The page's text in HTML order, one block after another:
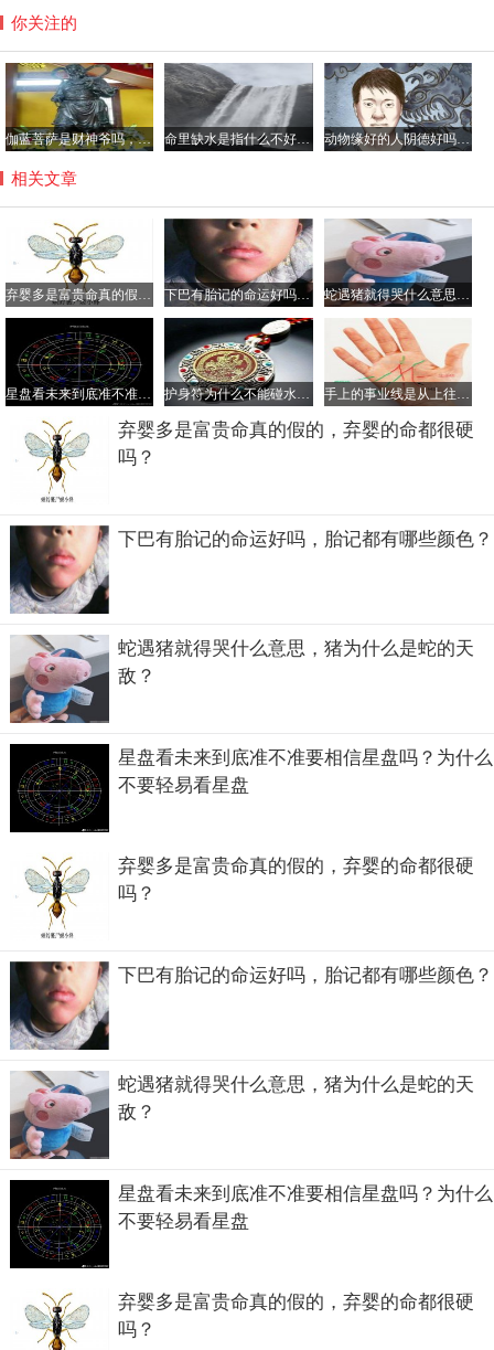
平时如何供奉伽蓝菩萨
伽蓝菩萨作为一名武财神，平时该如何供奉呢？首先作为武
财神，在供奉时面一定要朝向宅外，这样才可以镇压群邪的
作用，使其不敢随意入宅侵犯。其次，因珈蓝菩萨和韦驮菩
萨是佛教的两大护法，所以伽蓝菩萨是可以和佛菩萨像一起
供奉的，将佛像居于正中，珈蓝菩萨在佛像的外侧以示护
卫。因珈蓝有“无净之地”的意思，所以供奉珈蓝菩萨要时时
和的来解决。
你关注的
伽蓝菩萨是财神爷吗，平时如何供奉伽蓝菩萨？ 命里缺水是指什么不好具体哪方面？命中缺水的人如何化解 动物缘好的人阴德好吗，阴德厚重的面相是怎样的？
相关文章
弃婴多是富贵命真的假的，弃婴的命都很硬吗？ 下巴有胎记的命运好吗，胎记都有哪些颜色？ 蛇遇猪就得哭什么意思，猪为什么是蛇的天敌？
星盘看未来到底准不准要相信星盘吗？为什么不要轻易看星盘 护身符为什么不能碰水，护身符是道教法器还是佛教的？ 手上的事业线是从上往下看么，事业线交叉混乱说明什么？
弃婴多是富贵命真的假的，弃婴的命都很硬
吗？
下巴有胎记的命运好吗，胎记都有哪些颜色？
蛇遇猪就得哭什么意思，猪为什么是蛇的天
敌？
星盘看未来到底准不准要相信星盘吗？为什么
不要轻易看星盘
弃婴多是富贵命真的假的，弃婴的命都很硬
吗？
下巴有胎记的命运好吗，胎记都有哪些颜色？
蛇遇猪就得哭什么意思，猪为什么是蛇的天
敌？
星盘看未来到底准不准要相信星盘吗？为什么
不要轻易看星盘
弃婴多是富贵命真的假的，弃婴的命都很硬
吗？